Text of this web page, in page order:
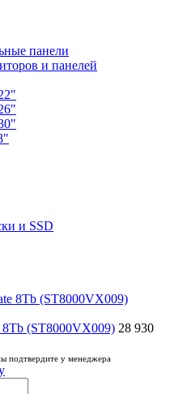
панели
и панелей
и SSD
8Tb (ST8000VX009) 28 930
подтвердите у менеджера